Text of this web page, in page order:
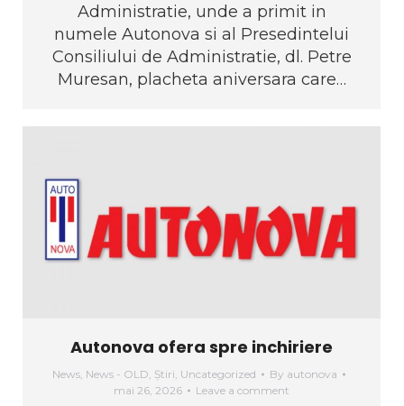
Administratie, unde a primit in
numele Autonova si al Presedintelui
Consiliului de Administratie, dl. Petre
Muresan, placheta aniversara care…
Autonova ofera spre inchiriere
News, News - OLD, Știri, Uncategorized By autonova
mai 26, 2026
Leave a comment